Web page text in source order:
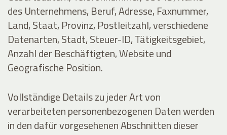
des Unternehmens, Beruf, Adresse, Faxnummer,
Land, Staat, Provinz, Postleitzahl, verschiedene
Datenarten, Stadt, Steuer-ID, Tätigkeitsgebiet,
Anzahl der Beschäftigten, Website und
Geografische Position.
Vollständige Details zu jeder Art von
verarbeiteten personenbezogenen Daten werden
in den dafür vorgesehenen Abschnitten dieser